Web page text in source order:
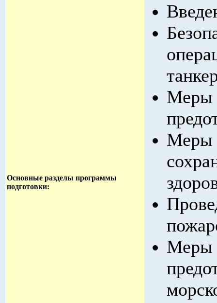
Основные разделы программы
подготовки:
Меры
Меры
Меры